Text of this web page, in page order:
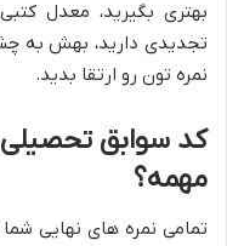
بهتری بگیرید، معدل
تجدیدی دارید، بهش به
نمره تون رو ارتقا بدید.
کد سوابق تحصیلی
مهمه؟
تمامی نمره های نهایی